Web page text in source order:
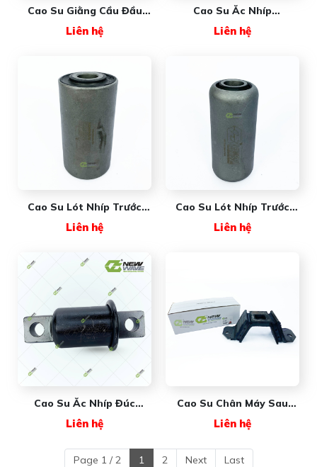
Cao Su Giằng Cầu Đầu
(#NW47691-000) New
Liên hệ
Cao Su Ắc Nhíp
(#NW1616412) New Wave
Liên hệ
Cao Su Lót Nhíp Trước
NW6803220150 New Wave
Liên hệ
Cao Su Lót Nhíp Trước
NW3525665C1 New Wave
Liên hệ
Cao Su Ắc Nhíp Đúc
- Giải Pháp Giảm Chấn Và
Xe Đầu Kéo
Liên hệ
Cao Su Chân Máy Sau
NWBCD273301 New Wave
Liên hệ
Page 1 / 2 1 2 Next Last